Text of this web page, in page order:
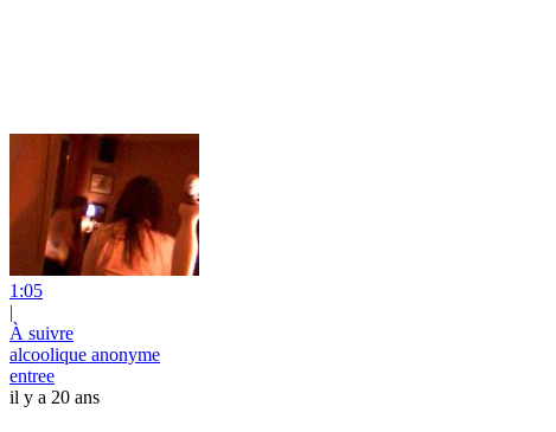
1:05
|
À suivre
alcoolique anonyme
entree
il y a 20 ans